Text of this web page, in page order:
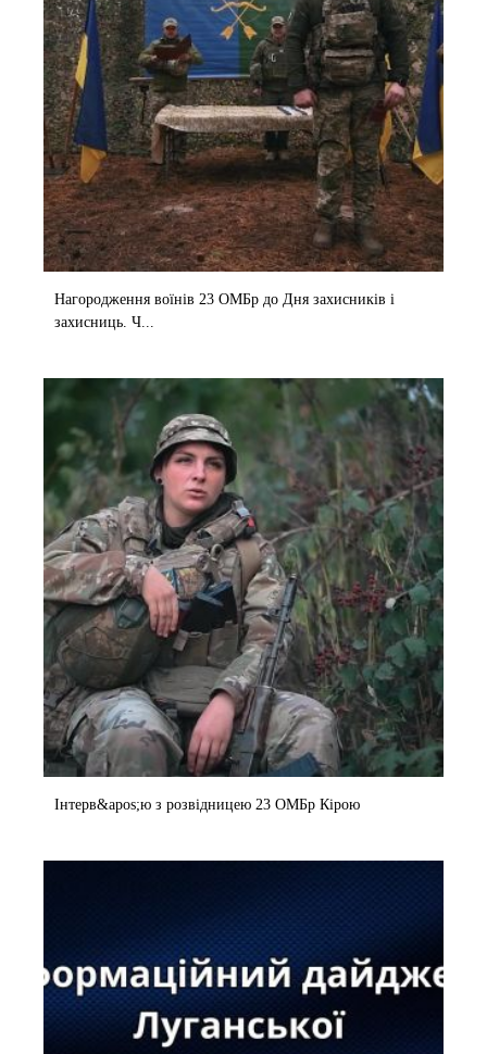
Нагородження воїнів 23 ОМБр до Дня захисників і
захисниць. Ч...
Інтерв&apos;ю з розвідницею 23 ОМБр Кірою